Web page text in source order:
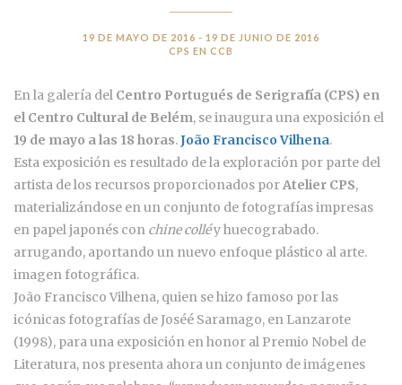
19 DE MAYO DE 2016 - 19 DE JUNIO DE 2016
CPS EN CCB
En la galería del Centro Portugués de Serigrafía (CPS) en
el Centro Cultural de Belém, se inaugura una exposición el
19 de mayo a las 18 horas.João Francisco Vilhena.
Esta exposición es resultado de la exploración por parte del
artista de los recursos proporcionados porAtelier CPS,
materializándose en un conjunto de fotografías impresas
en papel japonés con chine colléy huecograbado.
arrugando, aportando un nuevo enfoque plástico al arte.
imagen fotográfica.
João Francisco Vilhena, quien se hizo famoso por las
icónicas fotografías de Joséé Saramago, en Lanzarote
(1998), para una exposición en honor al Premio Nobel de
Literatura, nos presenta ahora un conjunto de imágenes